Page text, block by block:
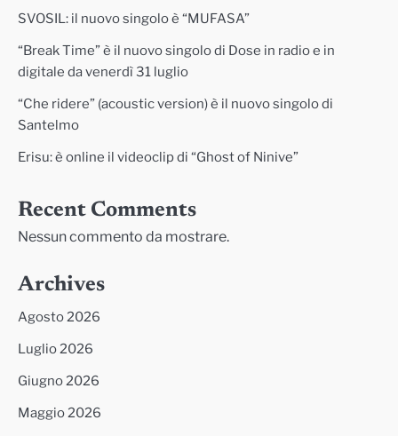
SVOSIL: il nuovo singolo è “MUFASA”
“Break Time” è il nuovo singolo di Dose in radio e in
digitale da venerdì 31 luglio
“Che ridere” (acoustic version) è il nuovo singolo di
Santelmo
Erisu: è online il videoclip di “Ghost of Ninive”
Recent Comments
Nessun commento da mostrare.
Archives
Agosto 2026
Luglio 2026
Giugno 2026
Maggio 2026